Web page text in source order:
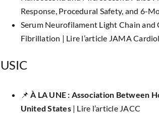
Response, Procedural Safety, and 6-
Serum Neurofilament Light Chain
Fibrillation | Lire l’article JAMA
USIC
📌À LA UNE : Association Between
United States| Lire l’article JACC